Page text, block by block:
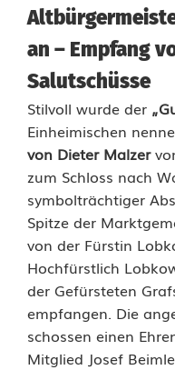
n
g
s
w
i
l
l
e
n
an – Empfang
Salutschüsse
Stilvoll wurde der
Einheimischen
von Dieter Malzer
zum Schloss nach
symbolträchtiger
Spitze der
von der Fürstin
Hochfürstlich
der Gefürsteten
empfangen. Die
schossen einen
Mitglied Josef